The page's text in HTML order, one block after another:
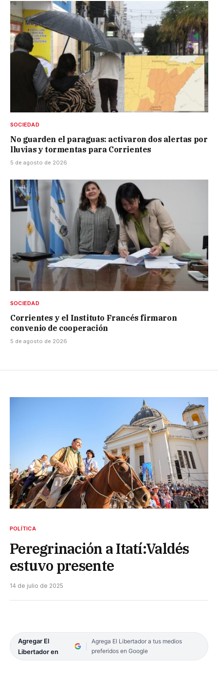
SOCIEDAD
No guarden el paraguas: activaron dos alertas por
lluvias y tormentas para Corrientes
5 de agosto de 2026
SOCIEDAD
Corrientes y el Instituto Francés firmaron
convenio de cooperación
5 de agosto de 2026
POLÍTICA
Peregrinación a Itatí:Valdés
estuvo presente
14 de julio de 2025
Agregar El
Libertador en
Agrega El Libertador a tus medios
preferidos en Google